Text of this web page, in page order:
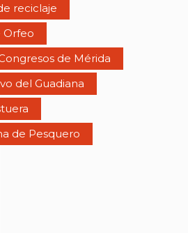
reciclaje
Orfeo
de Mérida
del Guadiana
de Pesquero